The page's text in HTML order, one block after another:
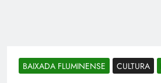
BAIXADA FLUMINENSE CULTURA